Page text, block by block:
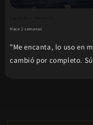
Hace 2 semanas
"Me encanta, lo uso en
cambió por completo.